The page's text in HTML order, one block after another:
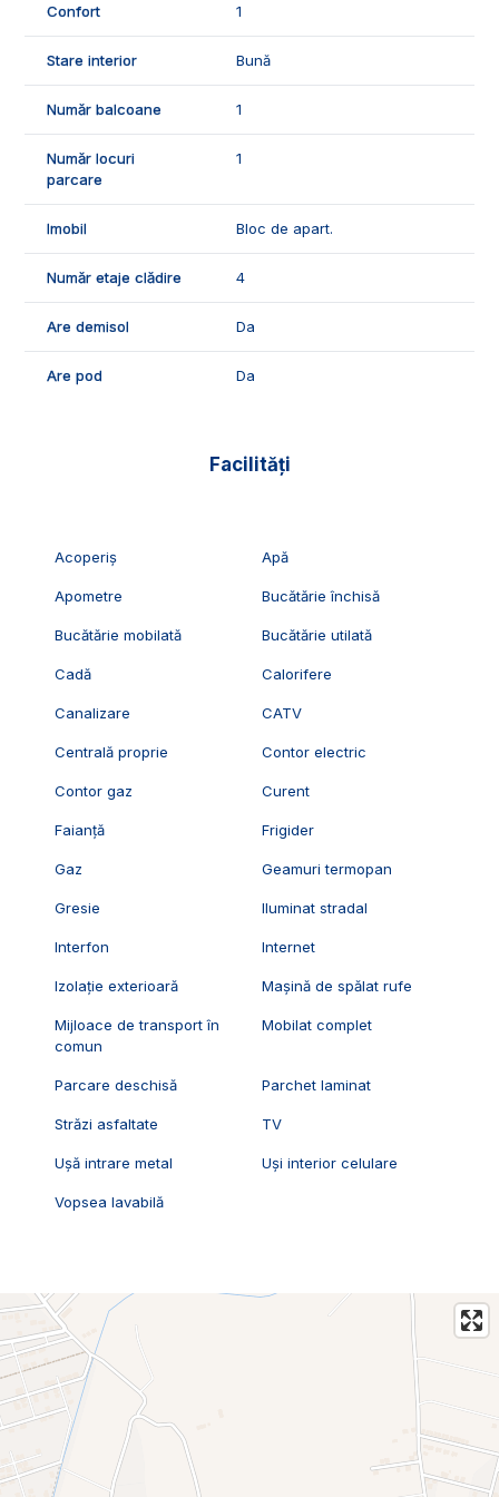
Exclusiv Imobiliare Alba!
ID Exclusiv - 2573536
Confort 1
Stare interior Bună
Număr balcoane 1
Număr locuri
parcare
1
Imobil Bloc de apart.
Număr etaje clădire 4
Are demisol Da
Are pod Da
Facilități
Acoperiș Apă
Apometre Bucătărie închisă
Bucătărie mobilată Bucătărie utilată
Cadă Calorifere
Canalizare CATV
Centrală proprie Contor electric
Contor gaz Curent
Faianță Frigider
Gaz Geamuri termopan
Gresie Iluminat stradal
Interfon Internet
Izolație exterioară Mașină de spălat rufe
Mijloace de transport în
comun
Mobilat complet
Parcare deschisă Parchet laminat
Străzi asfaltate TV
Ușă intrare metal Uși interior celulare
Vopsea lavabilă